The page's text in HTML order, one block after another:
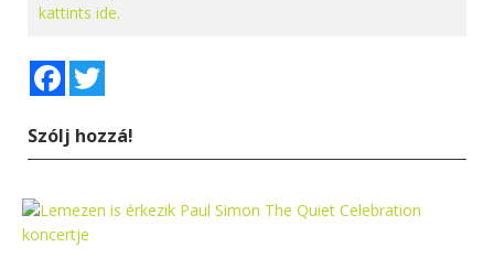
kattints ide.
Facebook
Szólj hozzá!